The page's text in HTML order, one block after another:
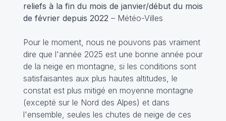
reliefs à la fin du mois de janvier/début du mois
de février depuis 2022 – Météo-Villes
Pour le moment, nous ne pouvons pas vraiment
dire que l'année 2025 est une bonne année pour
de la neige en montagne, si les conditions sont
satisfaisantes aux plus hautes altitudes, le
constat est plus mitigé en moyenne montagne
(excepté sur le Nord des Alpes) et dans
l'ensemble, seules les chutes de neige de ces